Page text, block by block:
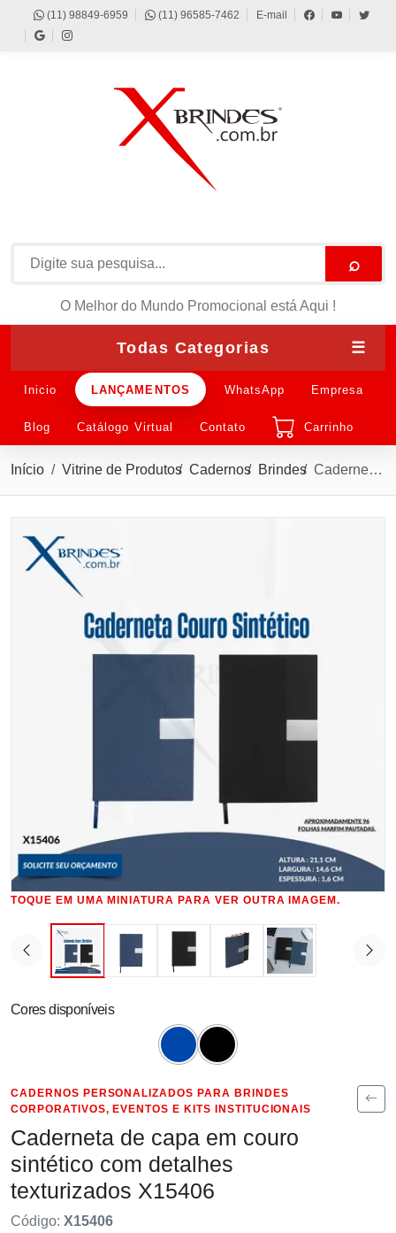
(11) 98849-6959 (11) 96585-7462 E-mail
⌕
O Melhor do Mundo Promocional está Aqui !
Todas Categorias ☰
Inicio LANÇAMENTOS WhatsApp Empresa
Blog Catálogo Virtual Contato Carrinho
Início Vitrine de Produtos Cadernos Brindes Caderneta de capa em couro sintético com detalhes texturizados X15406
TOQUE EM UMA MINIATURA PARA VER OUTRA IMAGEM.
Cores disponíveis
CADERNOS PERSONALIZADOS PARA BRINDES
CORPORATIVOS, EVENTOS E KITS INSTITUCIONAIS
Caderneta de capa em couro
sintético com detalhes
texturizados X15406
Código: X15406